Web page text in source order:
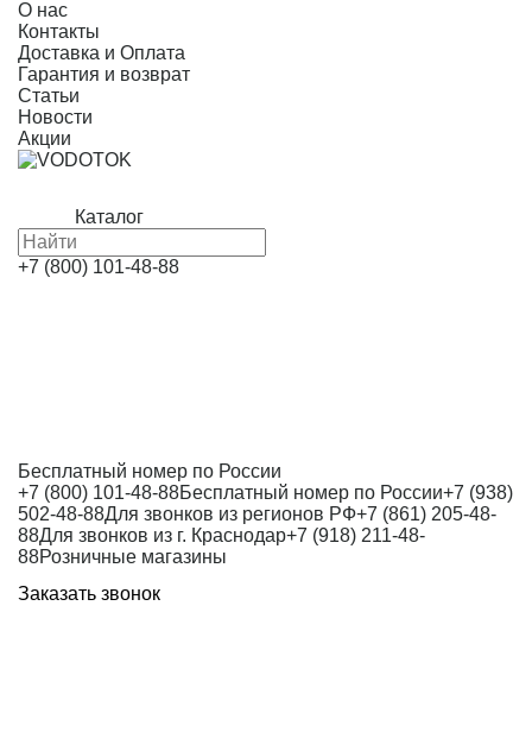
О нас
Контакты
Доставка и Оплата
Гарантия и возврат
Статьи
Новости
Акции
Каталог
+7 (800) 101-48-88
Бесплатный номер по России
+7 (800) 101-48-88Бесплатный номер по России+7 (938)
502-48-88Для звонков из регионов РФ+7 (861) 205-48-
88Для звонков из г. Краснодар+7 (918) 211-48-
88Розничные магазины
Заказать звонок